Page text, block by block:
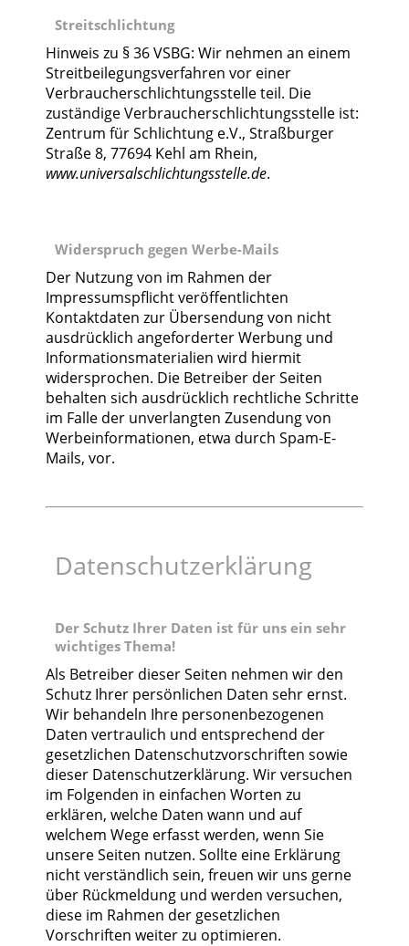
Streitschlichtung
Hinweis zu § 36 VSBG: Wir nehmen an einem
Streitbeilegungsverfahren vor einer
Verbraucherschlichtungsstelle teil. Die
zuständige Verbraucherschlichtungsstelle ist:
Zentrum für Schlichtung e.V., Straßburger
Straße 8, 77694 Kehl am Rhein,
www.universalschlichtungsstelle.de.
Widerspruch gegen Werbe-Mails
Der Nutzung von im Rahmen der
Impressumspflicht veröffentlichten
Kontaktdaten zur Übersendung von nicht
ausdrücklich angeforderter Werbung und
Informationsmaterialien wird hiermit
widersprochen. Die Betreiber der Seiten
behalten sich ausdrücklich rechtliche Schritte
im Falle der unverlangten Zusendung von
Werbeinformationen, etwa durch Spam-E-
Mails, vor.
Datenschutzerklärung
Der Schutz Ihrer Daten ist für uns ein sehr
wichtiges Thema!
Als Betreiber dieser Seiten nehmen wir den
Schutz Ihrer persönlichen Daten sehr ernst.
Wir behandeln Ihre personenbezogenen
Daten vertraulich und entsprechend der
gesetzlichen Datenschutzvorschriften sowie
dieser Datenschutzerklärung. Wir versuchen
im Folgenden in einfachen Worten zu
erklären, welche Daten wann und auf
welchem Wege erfasst werden, wenn Sie
unsere Seiten nutzen. Sollte eine Erklärung
nicht verständlich sein, freuen wir uns gerne
über Rückmeldung und werden versuchen,
diese im Rahmen der gesetzlichen
Vorschriften weiter zu optimieren.